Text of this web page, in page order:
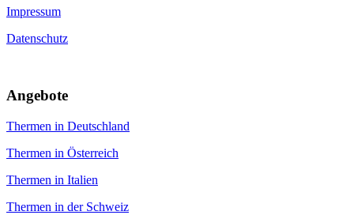
Impressum
Datenschutz
An­gebote
Thermen in Deutschland
Thermen in Österreich
Thermen in Italien
Thermen in der Schweiz